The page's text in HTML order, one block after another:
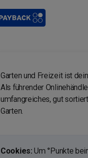
Garten und Freizeit ist
Als führender
umfangreiches, gut
Garten.
Cookies: Um °Punkte